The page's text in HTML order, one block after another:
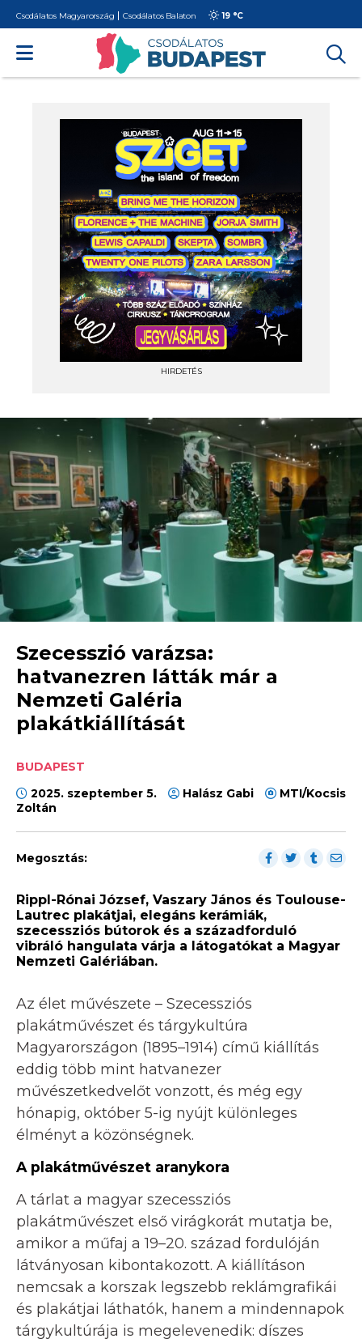
Csodálatos Magyarország Csodálatos Balaton 19 °C
HIRDETÉS
Szecesszió varázsa:
hatvanezren látták már a
Nemzeti Galéria
plakátkiállítását
BUDAPEST
2025. szeptember 5.
Halász Gabi
MTI/Kocsis
Zoltán
Megosztás:
Rippl-Rónai József, Vaszary János és Toulouse-
Lautrec plakátjai, elegáns kerámiák,
szecessziós bútorok és a századforduló
vibráló hangulata várja a látogatókat a Magyar
Nemzeti Galériában.
Az élet művészete – Szecessziós
plakátművészet és tárgykultúra
Magyarországon (1895–1914) című kiállítás
eddig több mint hatvanezer
művészetkedvelőt vonzott, és még egy
hónapig, október 5-ig nyújt különleges
élményt a közönségnek.
A plakátművészet aranykora
A tárlat a magyar szecessziós
plakátművészet első virágkorát mutatja be,
amikor a műfaj a 19–20. század fordulóján
látványosan kibontakozott. A kiállításon
nemcsak a korszak legszebb reklámgrafikái
és plakátjai láthatók, hanem a mindennapok
tárgykultúrája is megelevenedik: díszes